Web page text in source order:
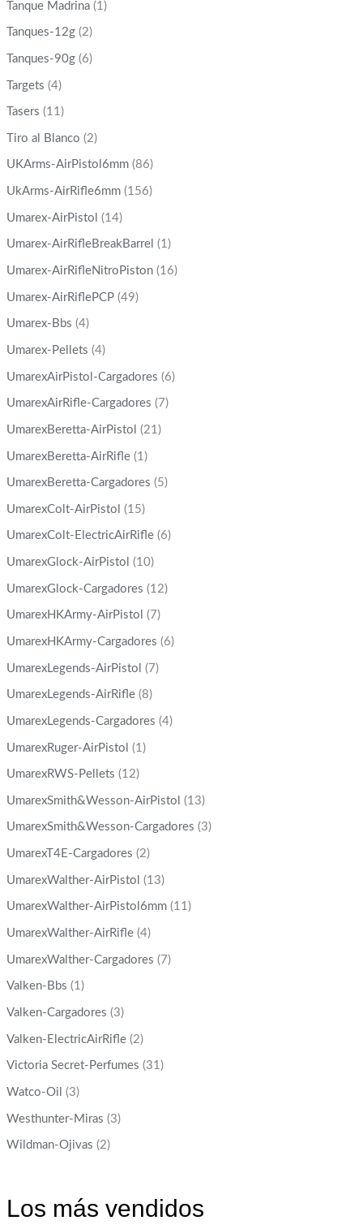
Tanque Madrina (1)
Tanques-12g (2)
Tanques-90g (6)
Targets (4)
Tasers (11)
Tiro al Blanco (2)
UKArms-AirPistol6mm (86)
UkArms-AirRifle6mm (156)
Umarex-AirPistol (14)
Umarex-AirRifleBreakBarrel (1)
Umarex-AirRifleNitroPiston (16)
Umarex-AirRiflePCP (49)
Umarex-Bbs (4)
Umarex-Pellets (4)
UmarexAirPistol-Cargadores (6)
UmarexAirRifle-Cargadores (7)
UmarexBeretta-AirPistol (21)
UmarexBeretta-AirRifle (1)
UmarexBeretta-Cargadores (5)
UmarexColt-AirPistol (15)
UmarexColt-ElectricAirRifle (6)
UmarexGlock-AirPistol (10)
UmarexGlock-Cargadores (12)
UmarexHKArmy-AirPistol (7)
UmarexHKArmy-Cargadores (6)
UmarexLegends-AirPistol (7)
UmarexLegends-AirRifle (8)
UmarexLegends-Cargadores (4)
UmarexRuger-AirPistol (1)
UmarexRWS-Pellets (12)
UmarexSmith&Wesson-AirPistol (13)
UmarexSmith&Wesson-Cargadores (3)
UmarexT4E-Cargadores (2)
UmarexWalther-AirPistol (13)
UmarexWalther-AirPistol6mm (11)
UmarexWalther-AirRifle (4)
UmarexWalther-Cargadores (7)
Valken-Bbs (1)
Valken-Cargadores (3)
Valken-ElectricAirRifle (2)
Victoria Secret-Perfumes (31)
Watco-Oil (3)
Westhunter-Miras (3)
Wildman-Ojivas (2)
Los más vendidos